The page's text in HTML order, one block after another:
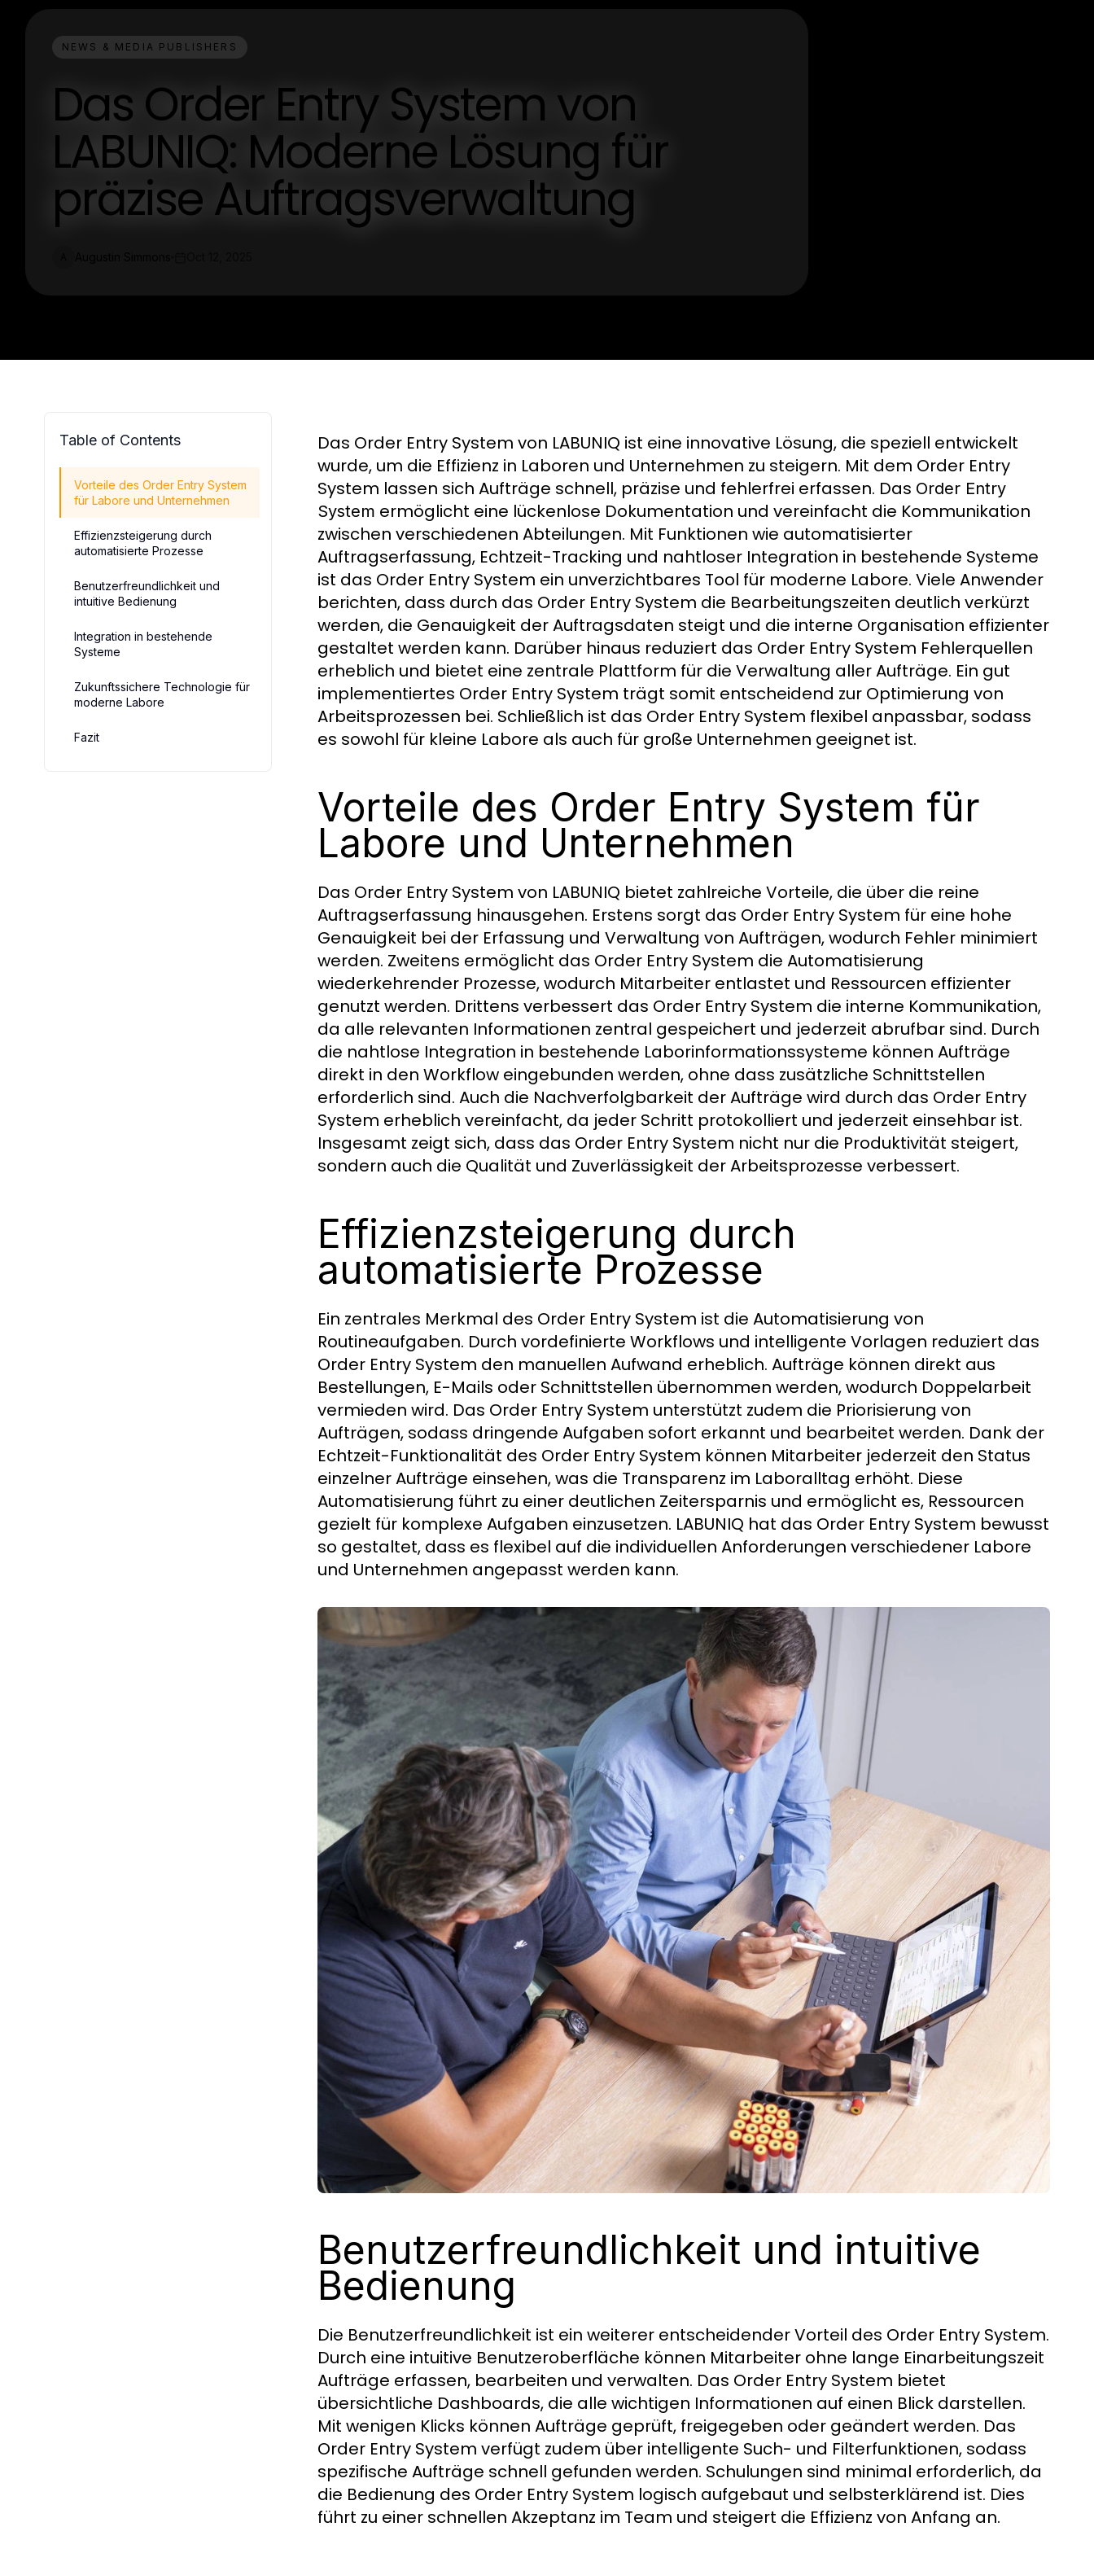
NEWS & MEDIA PUBLISHERS
Das Order Entry System von
LABUNIQ: Moderne Lösung für
präzise Auftragsverwaltung
Table of Contents
Vorteile des Order Entry System
für Labore und Unternehmen
Effizienzsteigerung durch
automatisierte Prozesse
Benutzerfreundlichkeit und
intuitive Bedienung
Integration in bestehende
Systeme
Zukunftssichere Technologie für
moderne Labore
Fazit
Das Order Entry System von LABUNIQ ist eine innovative Lösung, die speziell entwickelt
wurde, um die Effizienz in Laboren und Unternehmen zu steigern. Mit dem Order Entry
System lassen sich Aufträge schnell, präzise und fehlerfrei erfassen. Das Order Entry
System ermöglicht eine lückenlose Dokumentation und vereinfacht die Kommunikation
zwischen verschiedenen Abteilungen. Mit Funktionen wie automatisierter
Auftragserfassung, Echtzeit-Tracking und nahtloser Integration in bestehende Systeme
ist das Order Entry System ein unverzichtbares Tool für moderne Labore. Viele Anwender
berichten, dass durch das Order Entry System die Bearbeitungszeiten deutlich verkürzt
werden, die Genauigkeit der Auftragsdaten steigt und die interne Organisation effizienter
gestaltet werden kann. Darüber hinaus reduziert das Order Entry System Fehlerquellen
erheblich und bietet eine zentrale Plattform für die Verwaltung aller Aufträge. Ein gut
implementiertes Order Entry System trägt somit entscheidend zur Optimierung von
Arbeitsprozessen bei. Schließlich ist das Order Entry System flexibel anpassbar, sodass
es sowohl für kleine Labore als auch für große Unternehmen geeignet ist.
Vorteile des Order Entry System für
Labore und Unternehmen
Das Order Entry System von LABUNIQ bietet zahlreiche Vorteile, die über die reine
Auftragserfassung hinausgehen. Erstens sorgt das Order Entry System für eine hohe
Genauigkeit bei der Erfassung und Verwaltung von Aufträgen, wodurch Fehler minimiert
werden. Zweitens ermöglicht das Order Entry System die Automatisierung
wiederkehrender Prozesse, wodurch Mitarbeiter entlastet und Ressourcen effizienter
genutzt werden. Drittens verbessert das Order Entry System die interne Kommunikation,
da alle relevanten Informationen zentral gespeichert und jederzeit abrufbar sind. Durch
die nahtlose Integration in bestehende Laborinformationssysteme können Aufträge
direkt in den Workflow eingebunden werden, ohne dass zusätzliche Schnittstellen
erforderlich sind. Auch die Nachverfolgbarkeit der Aufträge wird durch das Order Entry
System erheblich vereinfacht, da jeder Schritt protokolliert und jederzeit einsehbar ist.
Insgesamt zeigt sich, dass das Order Entry System nicht nur die Produktivität steigert,
sondern auch die Qualität und Zuverlässigkeit der Arbeitsprozesse verbessert.
Effizienzsteigerung durch
automatisierte Prozesse
Ein zentrales Merkmal des Order Entry System ist die Automatisierung von
Routineaufgaben. Durch vordefinierte Workflows und intelligente Vorlagen reduziert das
Order Entry System den manuellen Aufwand erheblich. Aufträge können direkt aus
Bestellungen, E-Mails oder Schnittstellen übernommen werden, wodurch Doppelarbeit
vermieden wird. Das Order Entry System unterstützt zudem die Priorisierung von
Aufträgen, sodass dringende Aufgaben sofort erkannt und bearbeitet werden. Dank der
Echtzeit-Funktionalität des Order Entry System können Mitarbeiter jederzeit den Status
einzelner Aufträge einsehen, was die Transparenz im Laboralltag erhöht. Diese
Automatisierung führt zu einer deutlichen Zeitersparnis und ermöglicht es, Ressourcen
gezielt für komplexe Aufgaben einzusetzen. LABUNIQ hat das Order Entry System bewusst
so gestaltet, dass es flexibel auf die individuellen Anforderungen verschiedener Labore
und Unternehmen angepasst werden kann.
Benutzerfreundlichkeit und intuitive
Bedienung
Die Benutzerfreundlichkeit ist ein weiterer entscheidender Vorteil des Order Entry System.
Durch eine intuitive Benutzeroberfläche können Mitarbeiter ohne lange Einarbeitungszeit
Aufträge erfassen, bearbeiten und verwalten. Das Order Entry System bietet
übersichtliche Dashboards, die alle wichtigen Informationen auf einen Blick darstellen.
Mit wenigen Klicks können Aufträge geprüft, freigegeben oder geändert werden. Das
Order Entry System verfügt zudem über intelligente Such- und Filterfunktionen, sodass
spezifische Aufträge schnell gefunden werden. Schulungen sind minimal erforderlich, da
die Bedienung des Order Entry System logisch aufgebaut und selbsterklärend ist. Dies
führt zu einer schnellen Akzeptanz im Team und steigert die Effizienz von Anfang an.